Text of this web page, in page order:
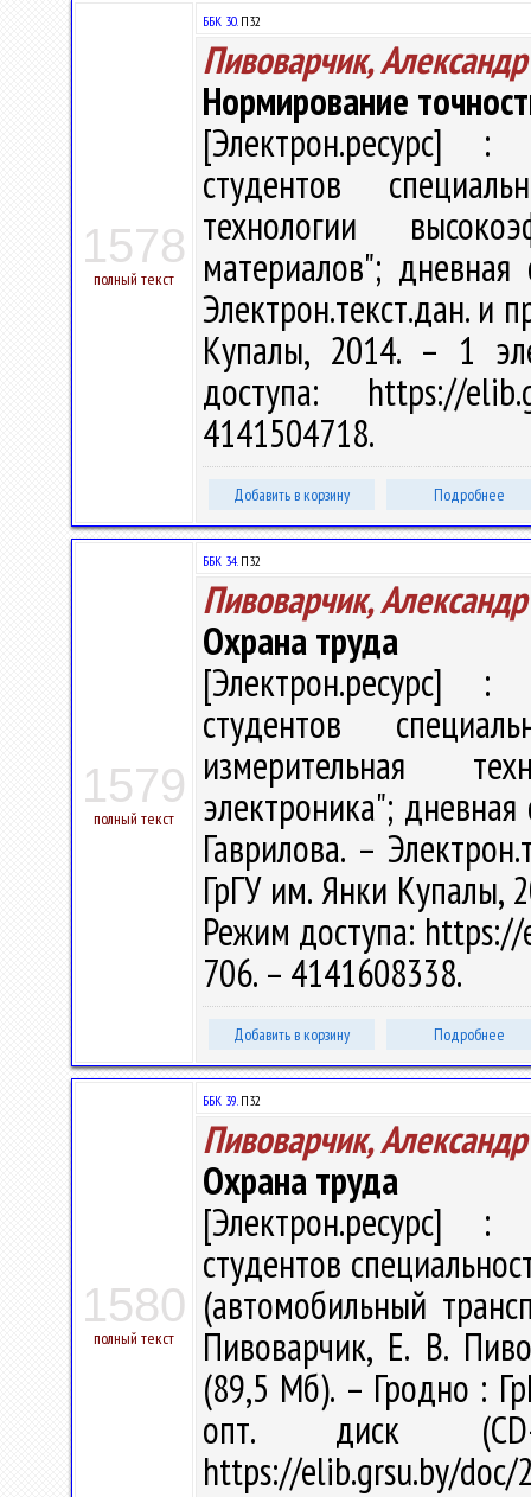
1578
полный текст
ББК 30.П32
Пивоварчик,
Нормирование
[Электрон.ресурс] :
студентов
технологии
материалов";
Электрон.текст.дан. и
Купалы, 2014. – 1
доступа: https://
4141504718.
Добавить в корзину Подробнее
1579
полный текст
ББК 34.П32
Пивоварчик,
Охрана труда
[Электрон.ресурс] :
студентов
измерительная
электроника";
Гаврилова. –
ГрГУ им. Янки Купалы,
Режим доступа:
706. – 4141608338.
Добавить в корзину Подробнее
1580
полный текст
ББК 39.П32
Пивоварчик,
Охрана труда
[Электрон.ресурс] :
студентов
(автомобильный
Пивоварчик, Е. В.
(89,5 Мб). – Гродно :
опт. диск
https://elib.grsu.by/doc/